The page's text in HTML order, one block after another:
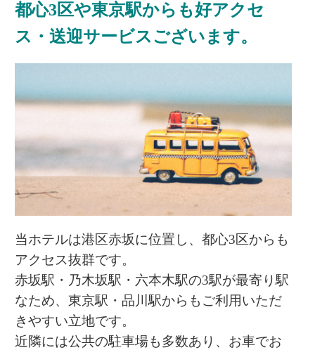
都心3区や東京駅からも好アクセ
ス・送迎サービスございます。
当ホテルは港区赤坂に位置し、都心3区からも
アクセス抜群です。
赤坂駅・乃木坂駅・六本木駅の3駅が最寄り駅
なため、東京駅・品川駅からもご利用いただ
きやすい立地です。
近隣には公共の駐車場も多数あり、お車でお